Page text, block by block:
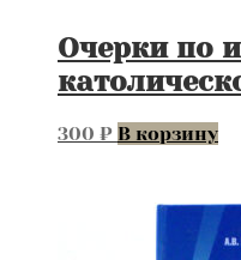
Очерки по
300 ₽ В корзину